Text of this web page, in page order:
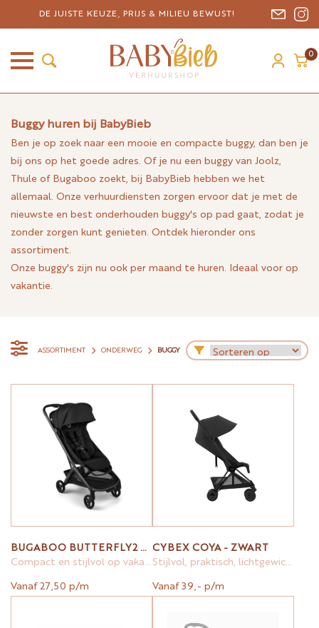
DE JUISTE KEUZE, PRIJS & MILIEU BEWUST!
0
Buggy huren bij BabyBieb
Ben je op zoek naar een mooie en compacte buggy, dan ben je
bij ons op het goede adres. Of je nu een buggy van Joolz,
Thule of Bugaboo zoekt, bij BabyBieb hebben we het
allemaal. Onze verhuurdiensten zorgen ervoor dat je met de
nieuwste en best onderhouden buggy's op pad gaat, zodat je
zonder zorgen kunt genieten. Ontdek hieronder ons
assortiment.
Onze buggy's zijn nu ook per maand te huren. Ideaal voor op
vakantie.
ASSORTIMENT ONDERWEG BUGGY
BUGABOO BUTTERFLY2 ZWART
Compact en stijlvol op vakantie
Vanaf 27,50 p/m
CYBEX COYA - ZWART
Stijlvol, praktisch, lichtgewicht en compact
Vanaf 39,- p/m